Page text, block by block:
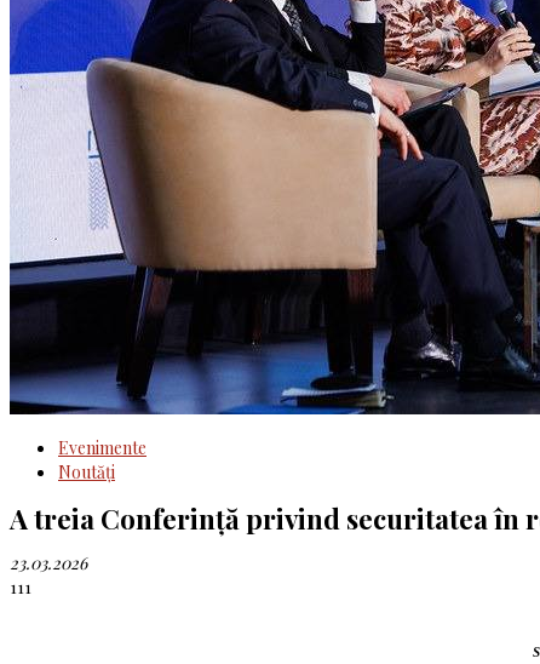
Evenimente
Noutăţi
A treia Conferință privind securitatea în
23.03.2026
111